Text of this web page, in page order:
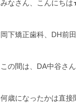
みなさん、こんにち
岡下矯正歯科、DH前
この間は、DA中谷さ
何歳になったかは直接